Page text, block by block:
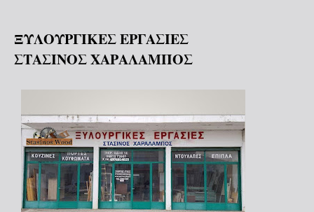
ΞΥΛΟΥΡΓΙΚΕΣ ΕΡΓΑΣΙΕΣ
ΣΤΑΣΙΝΟΣ ΧΑΡΑΛΑΜΠΟΣ